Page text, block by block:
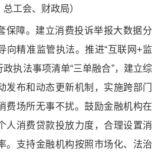
工会、财政局）
保障。建立消费投诉举报大数据分
向精准监管执法。推进“互联网+监
政执法事项清单“三单融合”，建立综
发布和动态更新机制，实施跨部门
费场所无事不扰。鼓励金融机构在
人消费贷款投放力度，合理设置消
。支持金融机构按照市场化、法治